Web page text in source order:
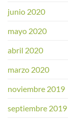
junio 2020
mayo 2020
abril 2020
marzo 2020
noviembre 2019
septiembre 2019